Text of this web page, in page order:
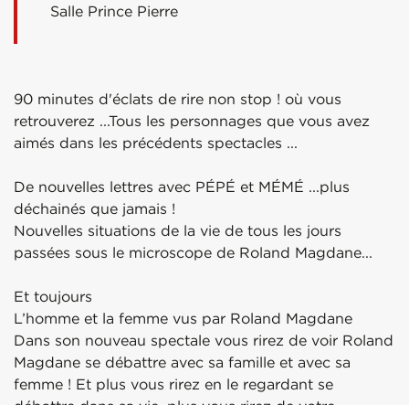
Salle Prince Pierre
90 minutes d'éclats de rire non stop ! où vous
retrouverez ...Tous les personnages que vous avez
aimés dans les précédents spectacles ...
De nouvelles lettres avec PÉPÉ et MÉMÉ ...plus
déchainés que jamais !
Nouvelles situations de la vie de tous les jours
passées sous le microscope de Roland Magdane...
Et toujours
L’homme et la femme vus par Roland Magdane
Dans son nouveau spectale vous rirez de voir Roland
Magdane se débattre avec sa famille et avec sa
femme ! Et plus vous rirez en le regardant se